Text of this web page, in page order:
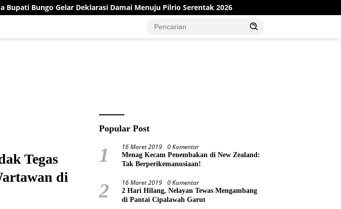
Deklarasi Damai Menuju Pilrio Serentak 2026 Dinas PMD Bungo Sukses Gelar
Tegas
di
Popular Post
1 16 Maret 2019 0 Komentar
Menag Kecam Penembakan di New Zealand:
Tak Berperikemanusiaan!
2 16 Maret 2019 0 Komentar
2 Hari Hilang, Nelayan Tewas Mengambang
di Pantai Cipalawah Garut